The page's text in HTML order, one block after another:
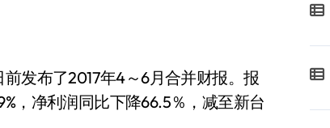
，净利润同比下降66.5％，减至新台